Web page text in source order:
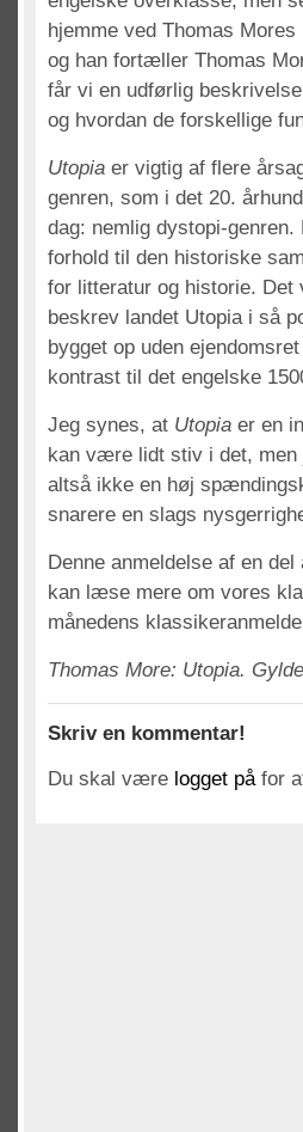
hjemme ved Thomas
og han fortæller Thomas
får vi en udførlig
og hvordan de forskellige
Utopia er vigtig af flere
genren, som i det 20.
dag: nemlig dystopi-
forhold til den historiske
for litteratur og historie.
beskrev landet Utopia i så
bygget op uden
kontrast til det engelske
Jeg synes, at Utopia er en
kan være lidt stiv i det, men
altså ikke en høj
snarere en slags
Denne anmeldelse af en
kan læse mere om vores
månedens
Thomas More: Utopia.
Skriv en kommentar!
Du skal være logget påfor